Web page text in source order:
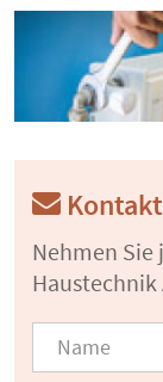
Nehmen
Haustechnik